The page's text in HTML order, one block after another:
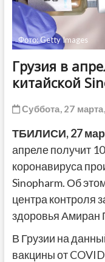
Фото: Getty Images
Грузия в
китайской
Суббота, 27
ТБИЛИСИ, 27
апреле получит
коронавируса
Sinopharm. Об
центра контроля
здоровья Амиран
В Грузии на
вакцины от